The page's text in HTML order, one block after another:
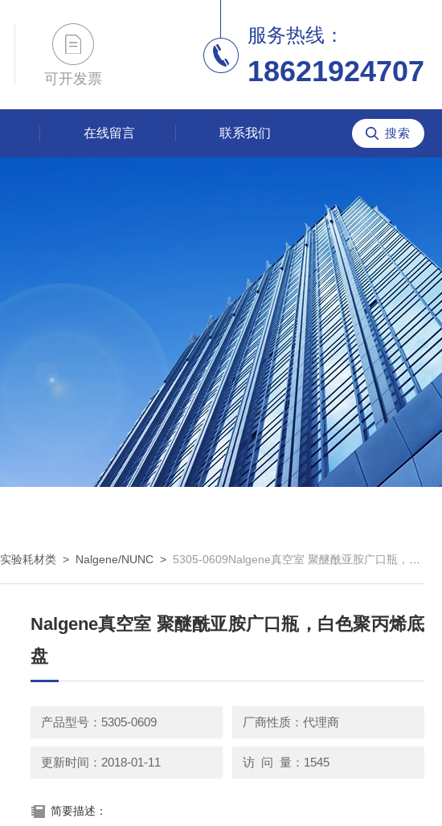
可开发票
服务热线：
18621924707
在线留言 联系我们
实验耗材类 > Nalgene/NUNC > 5305-0609Nalgene真空室 聚醚酰亚胺广口瓶，白色聚丙烯底盘
Nalgene真空室 聚醚酰亚胺广口瓶，白色聚丙烯底
盘
产品型号：5305-0609 厂商性质：代理商
更新时间：2018-01-11 访 问 量：1545
简要描述：